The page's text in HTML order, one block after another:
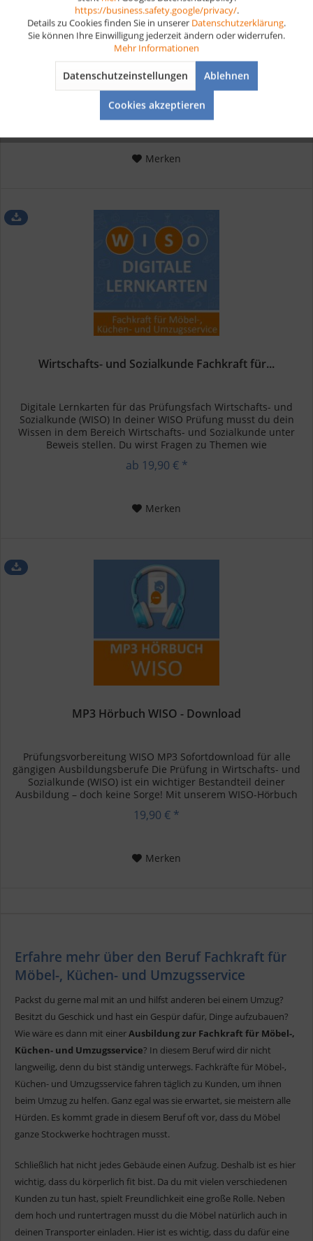
MP3 Hörbuch Fachkraft für Möbel-, Küchen- und...
Umzugsservice MP3 Sofortdownload Als Fachkraft für Möbel-,
Küchen- und Umzugsservice erlernst du das Montieren von
Möbeln und Küchen sowie die Planung und Durchführung von
Umzügen....
19,90 € *
Merken
Wirtschafts- und Sozialkunde Fachkraft für...
Digitale Lernkarten für das Prüfungsfach Wirtschafts- und
Sozialkunde (WISO) In deiner WISO Prüfung musst du dein
Wissen in dem Bereich Wirtschafts- und Sozialkunde unter
Beweis stellen. Du wirst Fragen zu Themen wie
ab 19,90 € *
Merken
MP3 Hörbuch WISO - Download
Prüfungsvorbereitung WISO MP3 Sofortdownload für alle
gängigen Ausbildungsberufe Die Prüfung in Wirtschafts- und
Sozialkunde (WISO) ist ein wichtiger Bestandteil deiner
Ausbildung – doch keine Sorge! Mit unserem WISO-Hörbuch
19,90 € *
Merken
Erfahre mehr über den Beruf Fachkraft für
Möbel-, Küchen- und Umzugsservice
Packst du gerne mal mit an und hilfst anderen bei einem Umzug?
Besitzt du Geschick und hast ein Gespür dafür, Dinge aufzubauen?
Wie wäre es dann mit einerAusbildung zur Fachkraft für Möbel-,
Küchen- und Umzugsservice? In diesem Beruf wird dir nicht
langweilig, denn du bist ständig unterwegs. Fachkräfte für Möbel-,
Küchen- und Umzugsservice fahren täglich zu Kunden, um ihnen
beim Umzug zu helfen. Ganz egal was sie erwartet, sie meistern alle
Hürden. Es kommt grade in diesem Beruf oft vor, dass du Möbel
ganze Stockwerke hochtragen musst.
Schließlich hat nicht jedes Gebäude einen Aufzug. Deshalb ist es hier
wichtig, dass du körperlich fit bist. Da du mit vielen verschiedenen
Kunden zu tun hast, spielt Freundlichkeit eine große Rolle. Neben
dem hoch und runtertragen musst du die Möbel natürlich auch in
deinen Transporter einladen. Hier ist es wichtig, dass du dafür eine
https://business.safety.google/privacy/.
Details zu Cookies finden Sie in unserer Datenschutzerklärung.
Sie können Ihre Einwilligung jederzeit ändern oder widerrufen.
Mehr Informationen
Datenschutzeinstellungen Ablehnen
Cookies akzeptieren